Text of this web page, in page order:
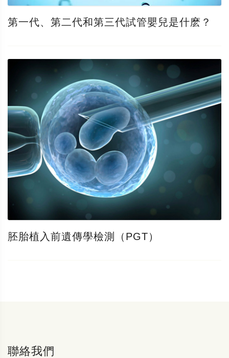
第一代、第二代和第三代試管嬰兒是什麽？
胚胎植入前遺傳學檢測（PGT）
聯絡我們